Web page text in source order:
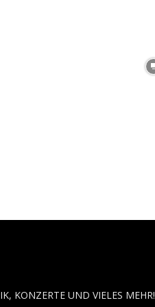
KONZERTE UND VIELES MEHR!